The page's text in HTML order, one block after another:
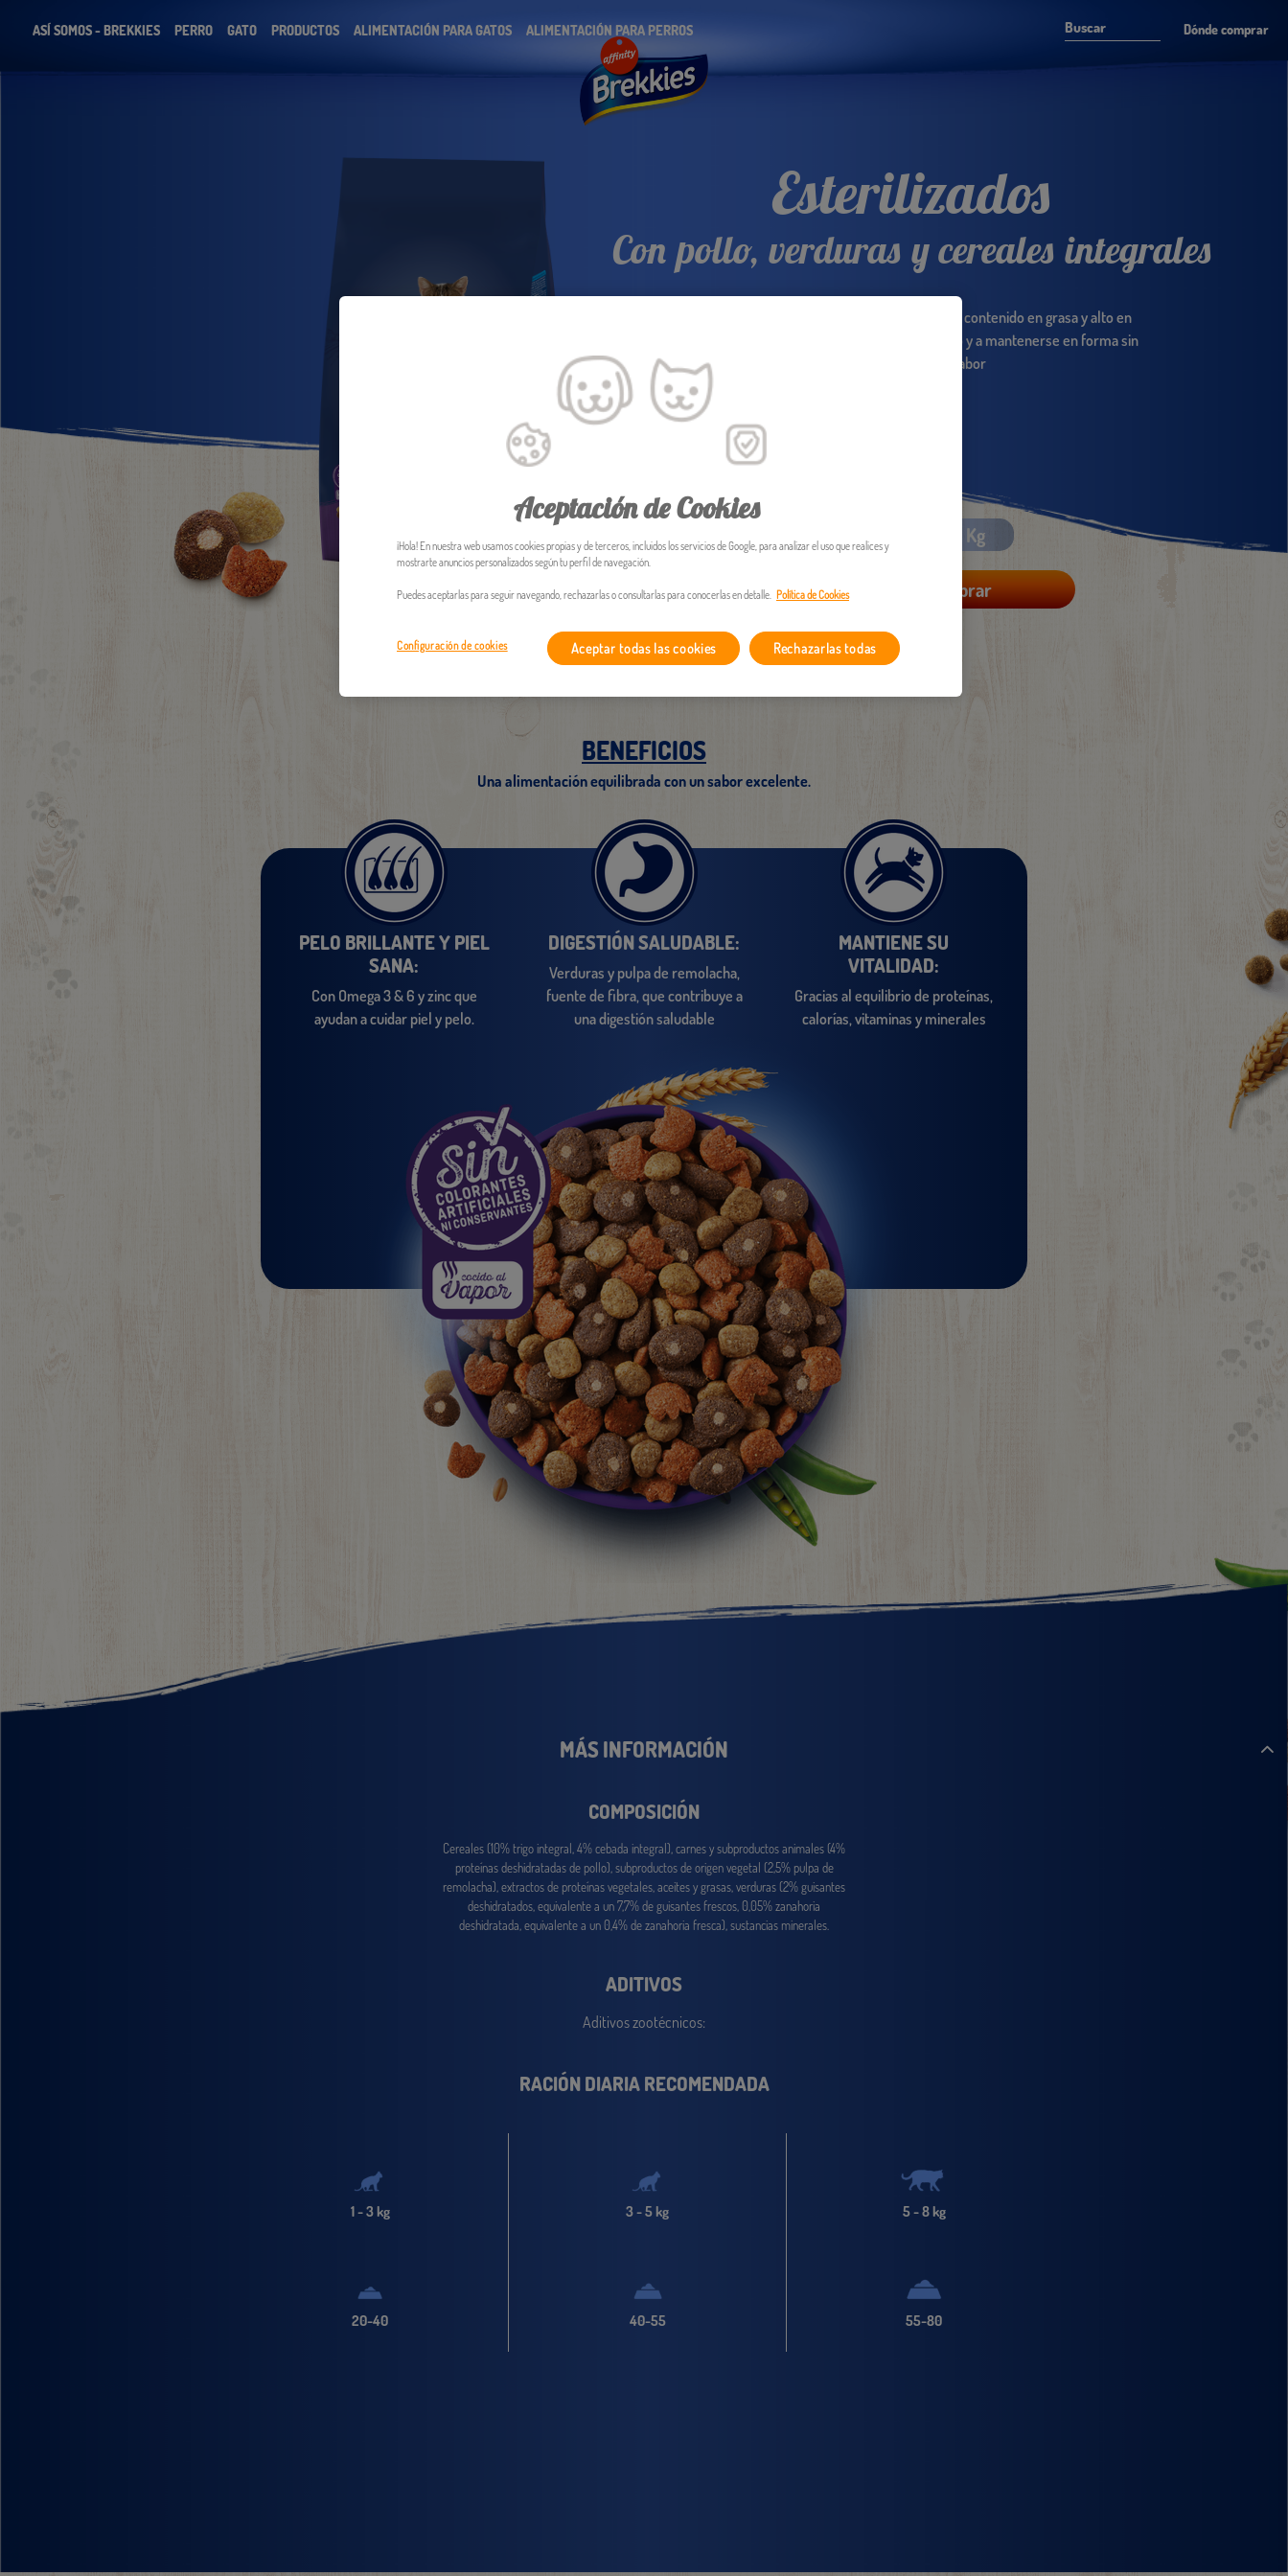
ASÍ SOMOS - BREKKIES PERRO GATO PRODUCTOS ALIMENTACIÓN PARA GATOS ALIMENTACIÓN PARA PERROS Dónde comprar
Esterilizados
Con pollo, verduras y cereales integrales
Brekkies Gatos Esterilizados, con fibras, bajo contenido en grasa y alto en
proteína, ayudará a tu gato a controlar su peso y a mantenerse en forma sin
renunciar al mejor sabor
1,5 Kg 3,0 Kg
Dónde comprar
BENEFICIOS
Una alimentación equilibrada con un sabor excelente.
PELO BRILLANTE Y PIEL
SANA:
Con Omega 3 & 6 y zinc que
ayudan a cuidar piel y pelo.
DIGESTIÓN SALUDABLE:
Verduras y pulpa de remolacha,
fuente de fibra, que contribuye a
una digestión saludable
MANTIENE SU
VITALIDAD:
Gracias al equilibrio de proteínas,
calorías, vitaminas y minerales
MÁS INFORMACIÓN
COMPOSICIÓN
Cereales (10% trigo integral, 4% cebada integral), carnes y subproductos animales (4%
proteínas deshidratadas de pollo), subproductos de origen vegetal (2,5% pulpa de
remolacha), extractos de proteínas vegetales, aceites y grasas, verduras (2% guisantes
deshidratados, equivalente a un 7,7% de guisantes frescos, 0,05% zanahoria
deshidratada, equivalente a un 0,4% de zanahoria fresca), sustancias minerales.
ADITIVOS
Aditivos zootécnicos:
RACIÓN DIARIA RECOMENDADA
1 - 3 kg 3 - 5 kg 5 - 8 kg
20-40 40-55 55-80
Aceptación de Cookies
¡Hola! En nuestra web usamos cookies propias y de terceros, incluidos los servicios de Google, para analizar el uso que realices y
mostrarte anuncios personalizados según tu perfil de navegación.
Puedes aceptarlas para seguir navegando, rechazarlas o consultarlas para conocerlas en detalle. Política de Cookies
Configuración de cookies Rechazarlas todas
Aceptar todas las cookies